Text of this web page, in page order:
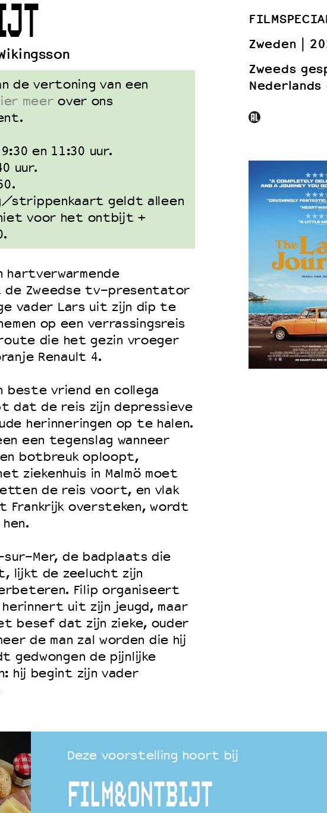
– VNPF
de vertoning van een
meerover ons
en 11:30 uur.
uur.
strippenkaart geldt alleen
voor het ontbijt +
de Zweedse tv-presentator
vader Lars uit zijn dip te
op een verrassingsreis
die het gezin vroeger
Renault 4.
beste vriend en collega
dat de reis zijn depressieve
herinneringen op te halen.
een tegenslag wanneer
botbreuk oploopt,
ziekenhuis in Malmö moet
de reis voort, en vlak
Frankrijk oversteken, wordt
sur-Mer, de badplaats die
lijkt de zeelucht zijn
Filip organiseert
uit zijn jeugd, maar
besef dat zijn zieke, ouder
de man zal worden die hij
gedwongen de pijnlijke
hij begint zijn vader
Zweden
Zweeds
Deze voorstelling hoort bij
FILM&ONTBIJT